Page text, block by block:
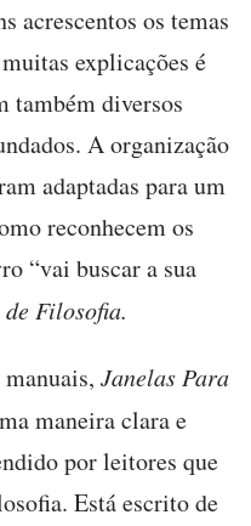
acrescentos os temas
explicações é
também diversos
A organização
adaptadas para um
reconhecem os
“vai buscar a sua
Filosofia.
Janelas Para
maneira clara e
por leitores que
Está escrito de